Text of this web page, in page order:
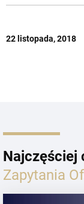
22 listopada, 2018
Najczęściej
Zapytania